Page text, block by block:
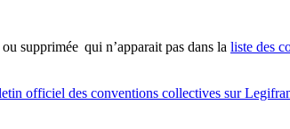
ou supprimée qui n’apparait pas dans la liste des
officiel des conventions collectives sur